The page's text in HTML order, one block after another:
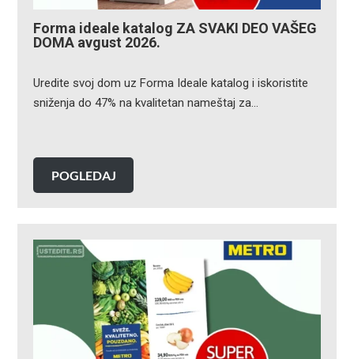
Forma ideale katalog ZA SVAKI DEO VAŠEG
DOMA avgust 2026.
Uredite svoj dom uz Forma Ideale katalog i iskoristite
sniženja do 47% na kvalitetan nameštaj za…
POGLEDAJ